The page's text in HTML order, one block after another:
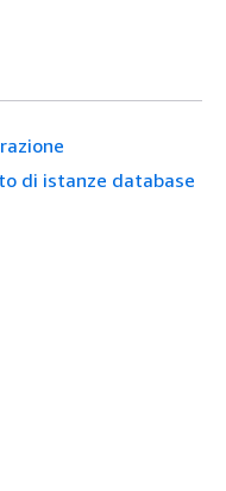
di istanze database